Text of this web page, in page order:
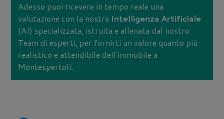
Adesso puoi ricevere in tempo reale una
valutazione con la nostra Intelligenza Artificiale
(AI) specializzata, istruita e allenata dal nostro
Team di esperti, per fornirti un valore quanto più
realistico e attendibile dell'immobile a
Montespertoli.